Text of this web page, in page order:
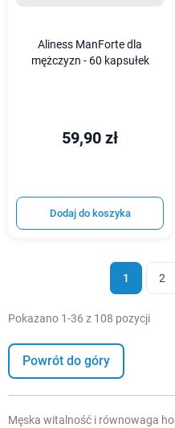
Aliness ManForte dla
mężczyzn - 60 kapsułek
59,90 zł
Dodaj do koszyka
1 2
Pokazano 1-36 z 108 pozycji
Powrót do góry
Męska witalność i równowaga